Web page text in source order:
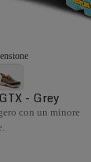
- Grey
con un minore